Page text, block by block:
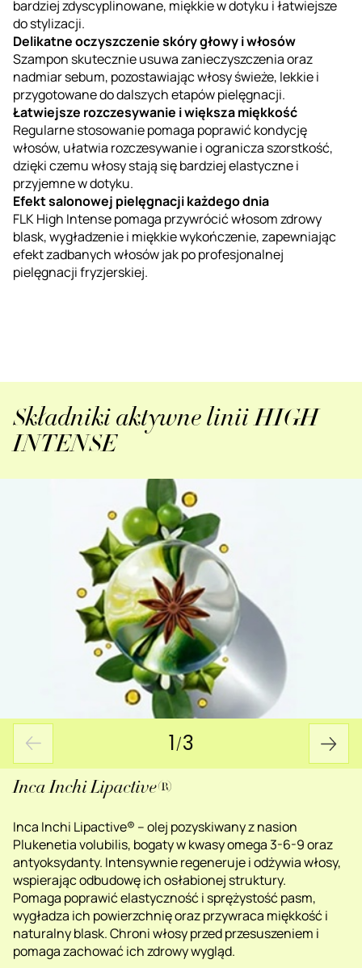
bardziej zdyscyplinowane, miękkie w dotyku i łatwiejsze
do stylizacji.
Delikatne oczyszczenie skóry głowy i włosów
Szampon skutecznie usuwa zanieczyszczenia oraz
nadmiar sebum, pozostawiając włosy świeże, lekkie i
przygotowane do dalszych etapów pielęgnacji.
Łatwiejsze rozczesywanie i większa miękkość
Regularne stosowanie pomaga poprawić kondycję
włosów, ułatwia rozczesywanie i ogranicza szorstkość,
dzięki czemu włosy stają się bardziej elastyczne i
przyjemne w dotyku.
Efekt salonowej pielęgnacji każdego dnia
FLK High Intense pomaga przywrócić włosom zdrowy
blask, wygładzenie i miękkie wykończenie, zapewniając
efekt zadbanych włosów jak po profesjonalnej
pielęgnacji fryzjerskiej.
Składniki aktywne linii HIGH
INTENSE
Inca Inchi Lipactive®
Inca Inchi Lipactive® – olej pozyskiwany z nasion
Plukenetia volubilis, bogaty w kwasy omega 3-6-9 oraz
antyoksydanty. Intensywnie regeneruje i odżywia włosy,
wspierając odbudowę ich osłabionej struktury.
Pomaga poprawić elastyczność i sprężystość pasm,
wygładza ich powierzchnię oraz przywraca miękkość i
naturalny blask. Chroni włosy przed przesuszeniem i
pomaga zachować ich zdrowy wygląd.
1/3